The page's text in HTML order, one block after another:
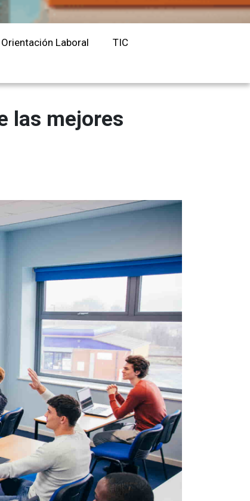
Orientación Laboral
Intervención
Orientación Laboral
TIC
las mejores